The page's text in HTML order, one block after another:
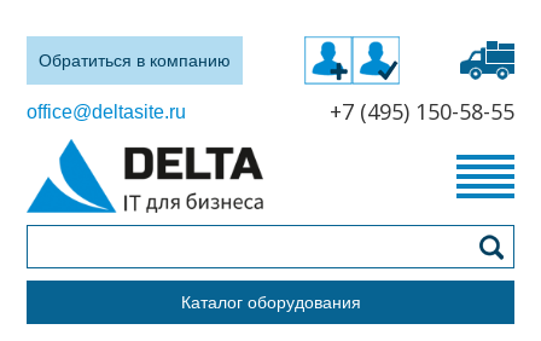
Обратиться в компанию
office@deltasite.ru +7 (495) 150-58-55
Каталог оборудования